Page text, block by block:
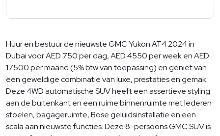
Huur en bestuur de nieuwste GMC Yukon AT4 2024 in
Dubai voor AED 750 per dag, AED 4550 per week en AED
17500 per maand (5% btw van toepassing) en geniet van
een geweldige combinatie van luxe, prestaties en gemak.
Deze 4WD automatische SUV heeft een assertieve styling
aan de buitenkant en een ruime binnenruimte met lederen
stoelen, bagageruimte, Bose geluidsinstallatie en een
scala aan nieuwste functies. Deze 8-persoons GMC SUV is